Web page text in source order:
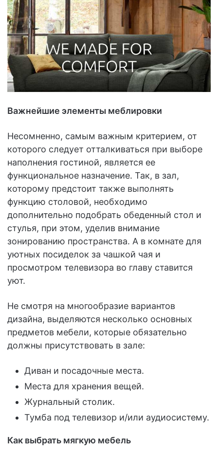
Важнейшие элементы меблировки
Несомненно, самым важным критерием, от
которого следует отталкиваться при выборе
наполнения гостиной, является ее
функциональное назначение. Так, в зал,
которому предстоит также выполнять
функцию столовой, необходимо
дополнительно подобрать обеденный стол и
стулья, при этом, уделив внимание
зонированию пространства. А в комнате для
уютных посиделок за чашкой чая и
просмотром телевизора во главу ставится
уют.
Не смотря на многообразие вариантов
дизайна, выделяются несколько основных
предметов мебели, которые обязательно
должны присутствовать в зале:
Диван и посадочные места.
Места для хранения вещей.
Журнальный столик.
Тумба под телевизор и/или аудиосистему.
Как выбрать мягкую мебель